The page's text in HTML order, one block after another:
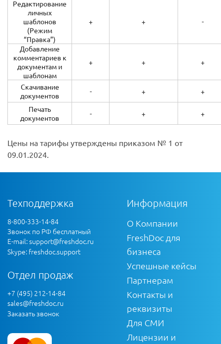
Редактирование
личных
шаблонов
(Режим
“Правка”)
+ + -
Добавление
комментариев к
документам и
шаблонам
+ + +
Скачивание
документов
- +
+
Печать
документов
- + +
Цены на тарифы утверждены приказом № 1 от
09.01.2024.
Техподдержка
8-800-333-14-84
Звонок по РФ бесплатный
E-mail:support@freshdoc.ru
Skype: freshdoc.support
Отдел продаж
+7 (495) 212-14-84
sales@freshdoc.ru
Заказать звонок
Информация
О Компании
FreshDoc для
бизнеса
Успешные кейсы
Партнерам
Контакты и
реквизиты
Для СМИ
Лицензии и